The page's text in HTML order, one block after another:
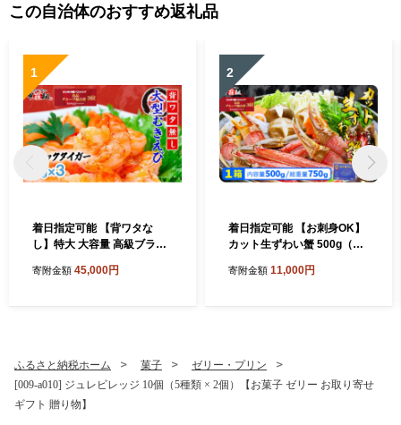
この自治体のおすすめ返礼品
1
着日指定可能 【背ワタな
し】特大 大容量 高級ブラッ
約1kg (解凍時800g前後) / 約
感謝祭】[024-a042_A20]
寄附金額 45,000円
2
着日指定可能 【お刺身OK】
カット生ずわい蟹 500g（総
敦賀 かに カニ 蟹 ズワイガニ
ト】[024-a027_A(20)]
寄附金額 11,000円
ふるさと納税ホーム 菓子
ゼリー・プリン
[009-a010] ジュレビレッジ 10個（5種類 × 2個）【お菓子 ゼリー お取り寄せ
ギフト 贈り物】